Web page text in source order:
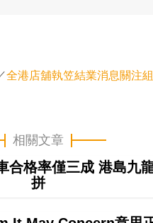
全港店舖執笠結業消息關注組
相關文章
合格率僅三成 港島九
拼